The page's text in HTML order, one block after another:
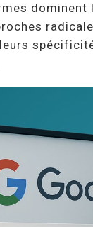
dominent